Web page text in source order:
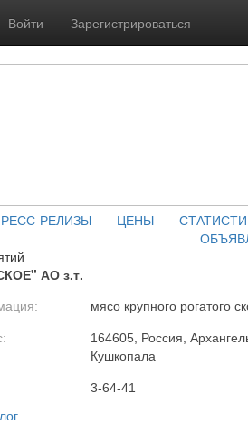
Войти Зарегистрироваться
РЕЛИЗЫ ЦЕНЫ
АО з.т.
мясо крупного рогатого
164605, Россия,
Кушкопала
3-64-41